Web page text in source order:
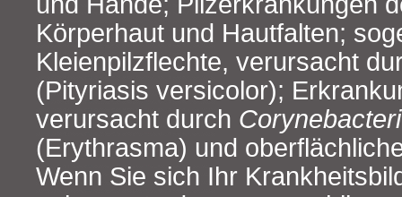
Körperhaut und Hautfalten;
Kleienpilzflechte, verursacht
(Pityriasis versicolor);
verursacht durch
(Erythrasma) und
Wenn Sie sich Ihr